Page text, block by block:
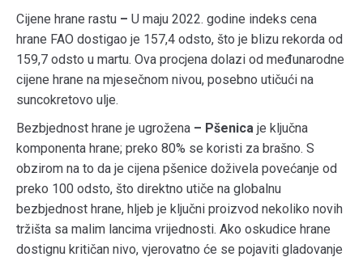
Cijene hrane rastu – U maju 2022. godine indeks cena
hrane FAO dostigao je 157,4 odsto, što je blizu rekorda od
159,7 odsto u martu. Ova procjena dolazi od međunarodne
cijene hrane na mjesečnom nivou, posebno utičući na
suncokretovo ulje.
Bezbjednost hrane je ugrožena – Pšenica je ključna
komponenta hrane; preko 80% se koristi za brašno. S
obzirom na to da je cijena pšenice doživela povećanje od
preko 100 odsto, što direktno utiče na globalnu
bezbjednost hrane, hljeb je ključni proizvod nekoliko novih
tržišta sa malim lancima vrijednosti. Ako oskudice hrane
dostignu kritičan nivo, vjerovatno će se pojaviti gladovanje